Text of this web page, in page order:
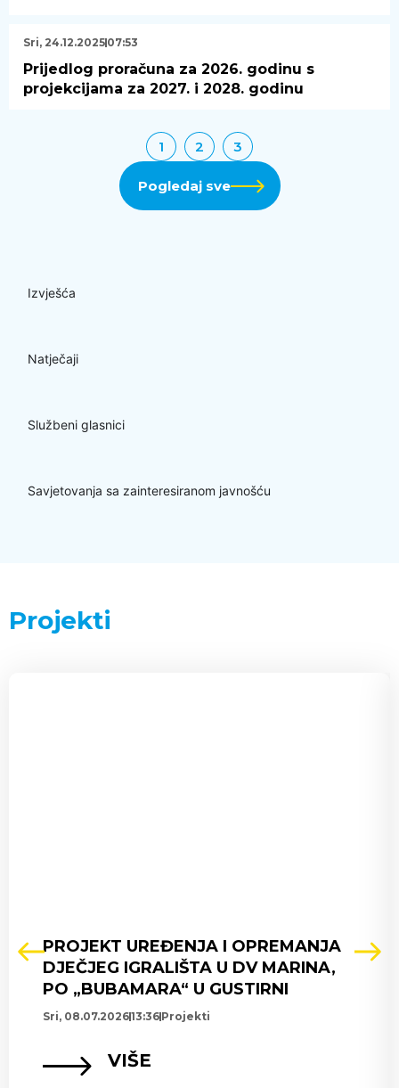
Prijedlog proračuna za 2026. godinu s
projekcijama za 2027. i 2028. godinu
Sri, 24.12.2025 07:53
1 2 3
Pogledaj sve
Izvješća
Natječaji
Službeni glasnici
Savjetovanja sa zainteresiranom javnošću
Projekti
PROJEKT UREĐENJA I OPREMANJA
DJEČJEG IGRALIŠTA U DV MARINA,
PO „BUBAMARA“ U GUSTIRNI
Sri, 08.07.202613:36 Projekti
VIŠE